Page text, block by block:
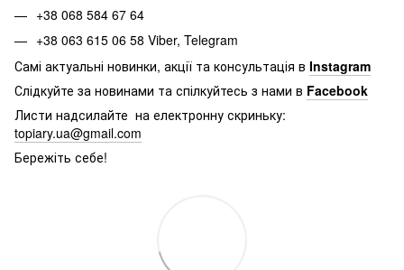
+38 068 584 67 64
+38 063 615 06 58 Viber, Telegram
Самі актуальні новинки, акції та консультація в Instagram
Слідкуйте за новинами та спілкуйтесь з нами в Facebook
Листи надсилайте на електронну скриньку:
topiary.ua@gmail.com
Бережіть себе!